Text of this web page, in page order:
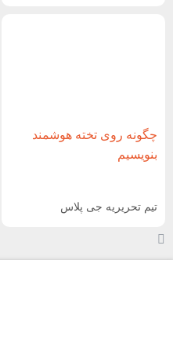
چگونه روی تخته هوشمند
بنویسیم
تیم تحریریه جی پلاس